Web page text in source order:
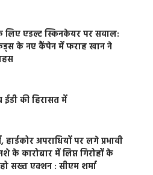
लिए एडल्ट स्किनकेयर पर सवाल:
के नए कैंपेन में फराह खान ने
की हिरासत में
हार्डकोर अपराधियों पर लगे प्रभावी
के कारोबार में लिप्त गिरोहों के
सख्त एक्शन : सीएम शर्मा